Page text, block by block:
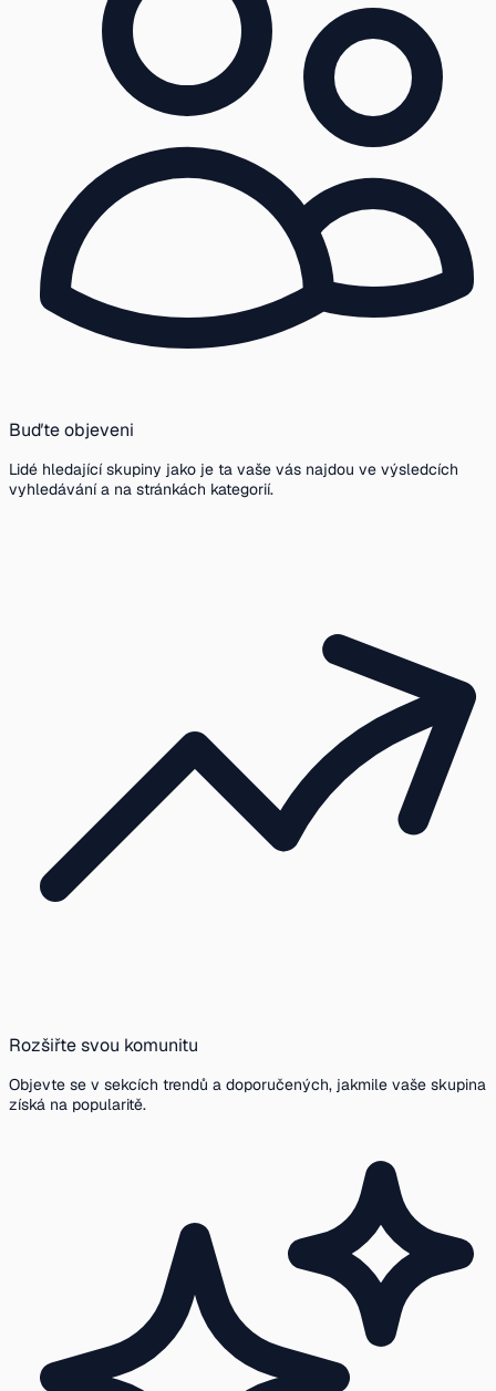
Buďte objeveni
Lidé hledající skupiny jako je ta vaše vás najdou ve výsledcích
vyhledávání a na stránkách kategorií.
Rozšiřte svou komunitu
Objevte se v sekcích trendů a doporučených, jakmile vaše skupina
získá na popularitě.